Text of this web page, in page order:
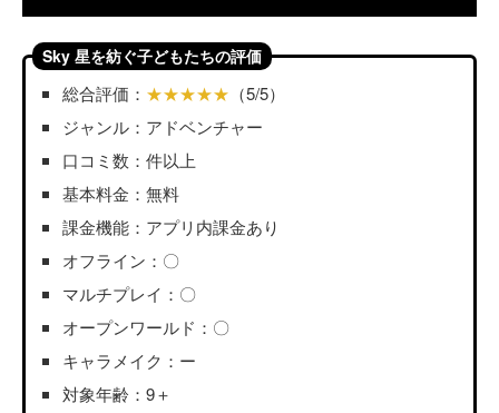
Sky 星を紡ぐ子どもたちの評価
総合評価： ★★★★★ （5/5）
ジャンル：アドベンチャー
口コミ数：件以上
基本料金：無料
課金機能：アプリ内課金あり
オフライン：〇
マルチプレイ：〇
オープンワールド：〇
キャラメイク：ー
対象年齢：9＋